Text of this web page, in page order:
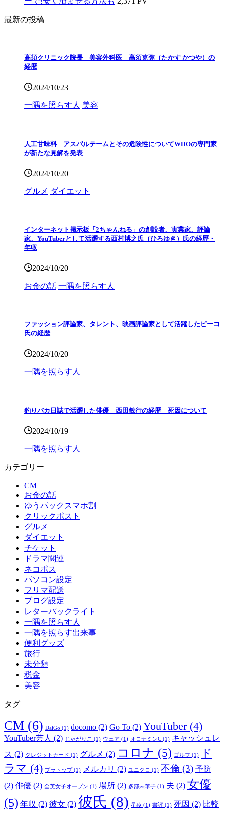
最新の投稿
高須クリニック院長 美容外科医 高須克弥（たかす かつや）の
経歴
2024/10/23
一隅を照らす人 美容
人工甘味料 アスパルテームとその危険性についてWHOの専門家
が新たな見解を発表
2024/10/20
グルメ ダイエット
インターネット掲示板「2ちゃんねる」の創設者、実業家、評論
家、YouTuberとして活躍する西村博之氏（ひろゆき）氏の経歴・
年収
2024/10/20
お金の話 一隅を照らす人
ファッション評論家、タレント、映画評論家として活躍したピーコ
氏の経歴
2024/10/20
一隅を照らす人
釣りバカ日誌で活躍した俳優 西田敏行の経歴 死因について
2024/10/19
一隅を照らす人
カテゴリー
CM
お金の話
ゆうパックスマホ割
クリックポスト
グルメ
ダイエット
チケット
ドラマ関連
ネコポス
パソコン設定
フリマ配送
ブログ設定
レターパックライト
一隅を照らす人
一隅を照らす出来事
便利グッズ
旅行
未分類
税金
美容
タグ
CM (6) DaiGo (1) docomo (2) Go To (2) YouTuber(4)
YouTuber芸人 (2) じゃがりこ (1) ウェア (1) オロナミンC (1) キャッシュレ
ス (2) クレジットカード (1) グルメ (2) コロナ (5) ゴルフ (1)
ド
ラマ (4) ブラトップ(1) メルカリ (2) ユニクロ (1) 不倫 (3) 予防
(2) 俳優 (2) 全英女子オープン (1) 場所 (2) 多部未華子 (1) 夫 (2) 女優
(5) 年収 (2) 彼女 (2) 彼氏 (8) 星稜 (1) 書評 (1) 死因 (2) 比較